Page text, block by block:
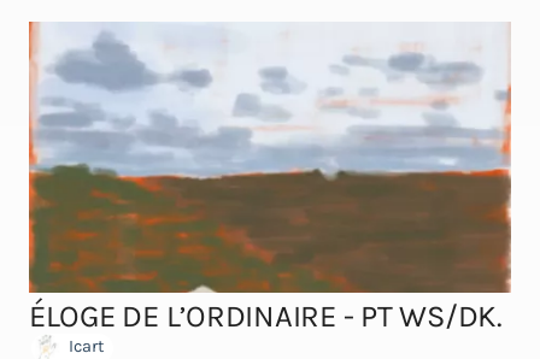
ÉLOGE DE L’ORDINAIRE - PT WS/DK.
Icart